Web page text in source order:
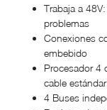
Trabaja a
problemas
Conexiones
embebido
Procesador 4
cable
4 Buses